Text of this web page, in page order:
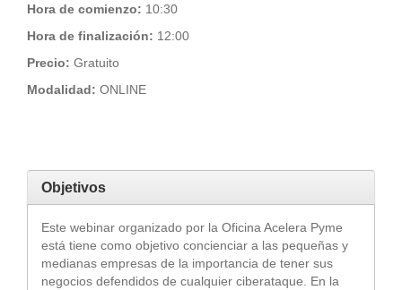
Hora de comienzo: 10:30
Hora de finalización: 12:00
Precio: Gratuito
Modalidad: ONLINE
Objetivos
Este webinar organizado por la Oficina Acelera Pyme
está tiene como objetivo concienciar a las pequeñas y
medianas empresas de la importancia de tener sus
negocios defendidos de cualquier ciberataque. En la